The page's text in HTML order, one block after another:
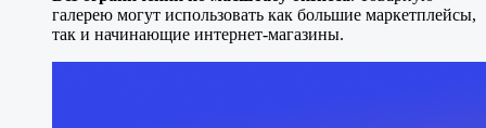
галерею могут использовать как большие маркетплейсы,
так и начинающие интернет-магазины.